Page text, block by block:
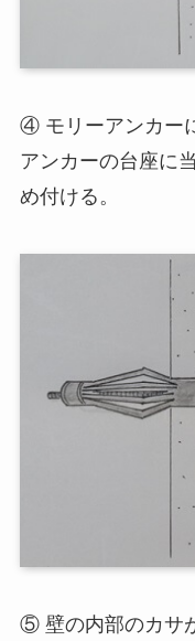
④ モリーアンカー
アンカーの台座に
め付ける。
⑤ 壁の内部のカサ